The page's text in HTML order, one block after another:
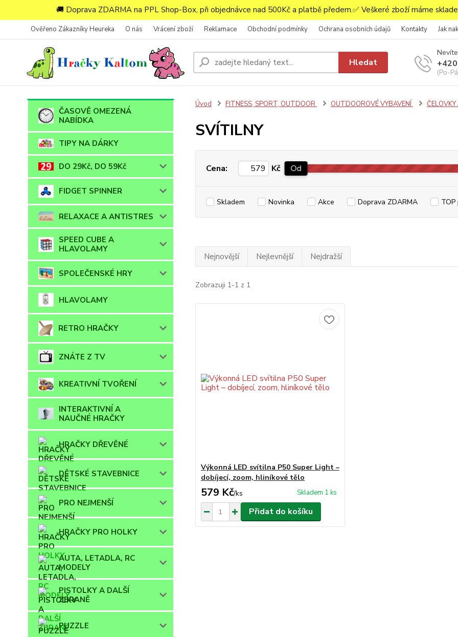
🚚 Doprava ZDARMA na PPL Shop-Box, při objednávce nad 500Kč a platbě předem.✅ Veškeré zboží máme
Ověřeno Zákazníky Heureka O nás Vrácení zboží Reklamace Obchodní podmínky Ochrana osobních údajů Kontakty Jak
Hledat
(Po-
ČASOVĚ OMEZENÁ
NABÍDKA
TIPY NA DÁRKY
DO 29Kč, DO 59Kč
FIDGET SPINNER
RELAXACE A ANTISTRES
SPEED CUBE A
HLAVOLAMY
SPOLEČENSKÉ HRY
HLAVOLAMY
RETRO HRAČKY
ZNÁTE Z TV
KREATIVNÍ TVOŘENÍ
INTERAKTIVNÍ A
NAUČNÉ HRAČKY
HRAČKY DŘEVĚNÉ
DĚTSKÉ STAVEBNICE
PRO NEJMENŠÍ
HRAČKY PRO HOLKY
AUTA, LETADLA, RC
MODELY
PISTOLKY A DALŠÍ
ZBRANĚ
PUZZLE
Úvod FITNESS, SPORT, OUTDOOR OUTDOOROVÉ VYBAVENÍ
SVÍTILNY
Cena: Kč Od
Skladem Novinka Akce Doprava ZDARMA
Nejnovější Nejlevnější Nejdražší
Zobrazuji 1-1 z 1
Výkonná LED svítilna P50 Super Light –
dobíjecí, zoom, hliníkové tělo
579 Kč/ks Skladem 1 ks
Přidat do košíku